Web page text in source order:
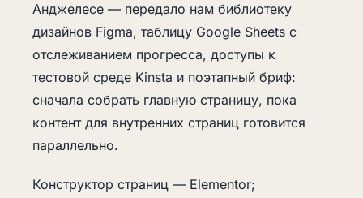
Анджелесе — передало нам библиотеку
дизайнов Figma, таблицу Google Sheets с
отслеживанием прогресса, доступы к
тестовой среде Kinsta и поэтапный бриф:
сначала собрать главную страницу, пока
контент для внутренних страниц готовится
параллельно.
Конструктор страниц — Elementor;